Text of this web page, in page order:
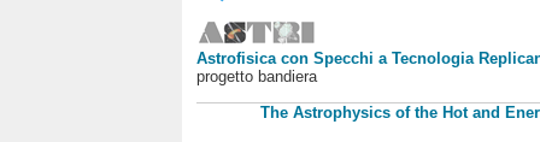
Astrofisica con Specchi a Tecnologia
progetto bandiera
The Astrophysics of the Hot and